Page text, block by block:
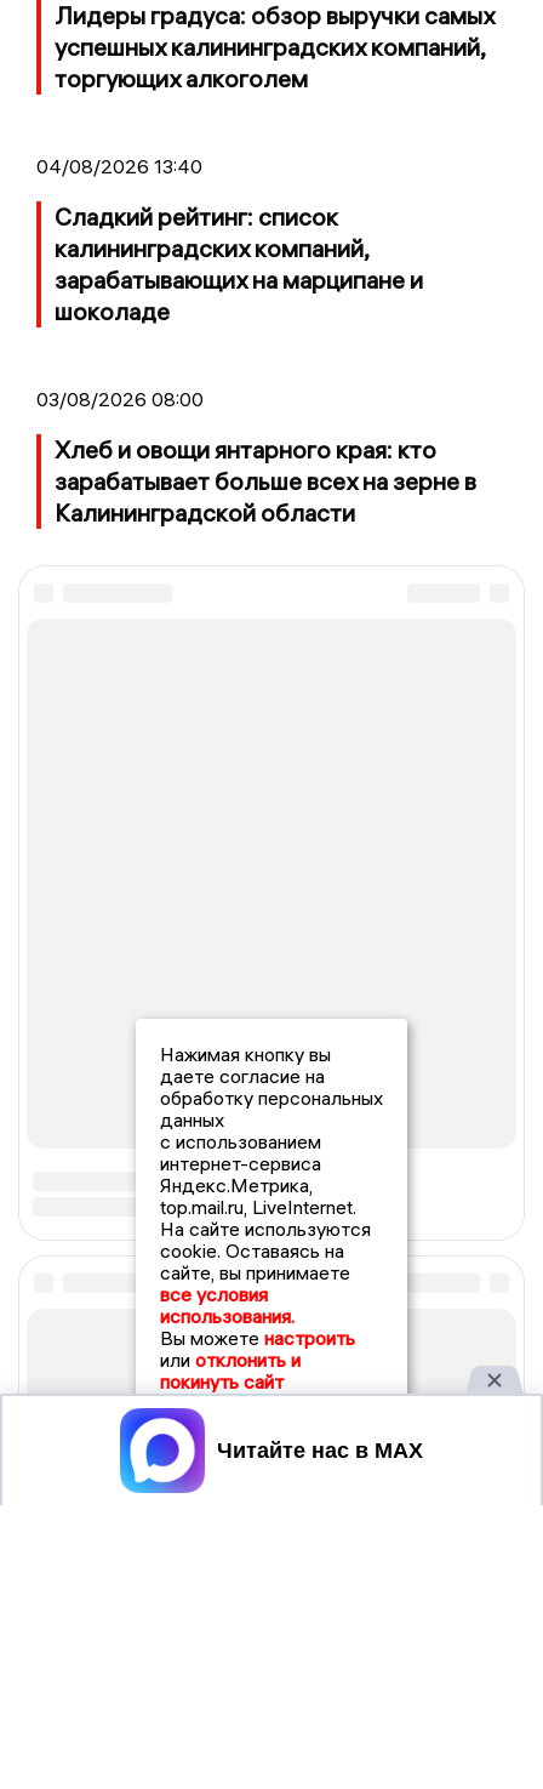
Лидеры градуса: обзор выручки самых
успешных калининградских компаний,
торгующих алкоголем
04/08/2026 13:40
Сладкий рейтинг: список
калининградских компаний,
зарабатывающих на марципане и
шоколаде
03/08/2026 08:00
Хлеб и овощи янтарного края: кто
зарабатывает больше всех на зерне в
Калининградской области
Нажимая кнопку вы
даете согласие на
обработку персональных
данных
с использованием
интернет-сервиса
Яндекс.Метрика,
top.mail.ru, LiveInternet.
На сайте используются
cookie. Оставаясь на
сайте, вы принимаете
все условия
использования.
Вы можете настроить
или отклонить и
покинуть сайт
Принять